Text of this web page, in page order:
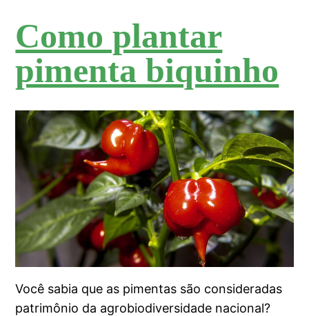
Como plantar
pimenta biquinho
Você sabia que as pimentas são consideradas
patrimônio da agrobiodiversidade nacional?